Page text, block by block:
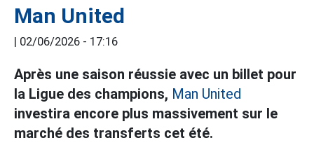
Man United
02/06/2026 - 17:16
Après une saison réussie avec un billet pour
la Ligue des champions, Man United
investira encore plus massivement sur le
marché des transferts cet été.